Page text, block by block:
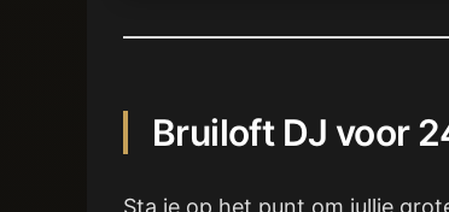
Bruiloft DJ voor
Sta je op het punt om jullie